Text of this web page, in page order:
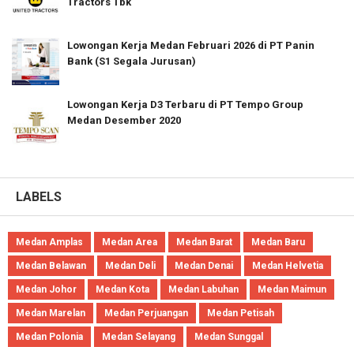
Lowongan Kerja Medan Februari 2026 di PT Panin
Bank (S1 Segala Jurusan)
Lowongan Kerja D3 Terbaru di PT Tempo Group
Medan Desember 2020
LABELS
Medan Amplas Medan Area Medan Barat Medan Baru
Medan Belawan Medan Deli Medan Denai Medan Helvetia
Medan Johor Medan Kota Medan Labuhan Medan Maimun
Medan Marelan Medan Perjuangan Medan Petisah
Medan Polonia Medan Selayang Medan Sunggal